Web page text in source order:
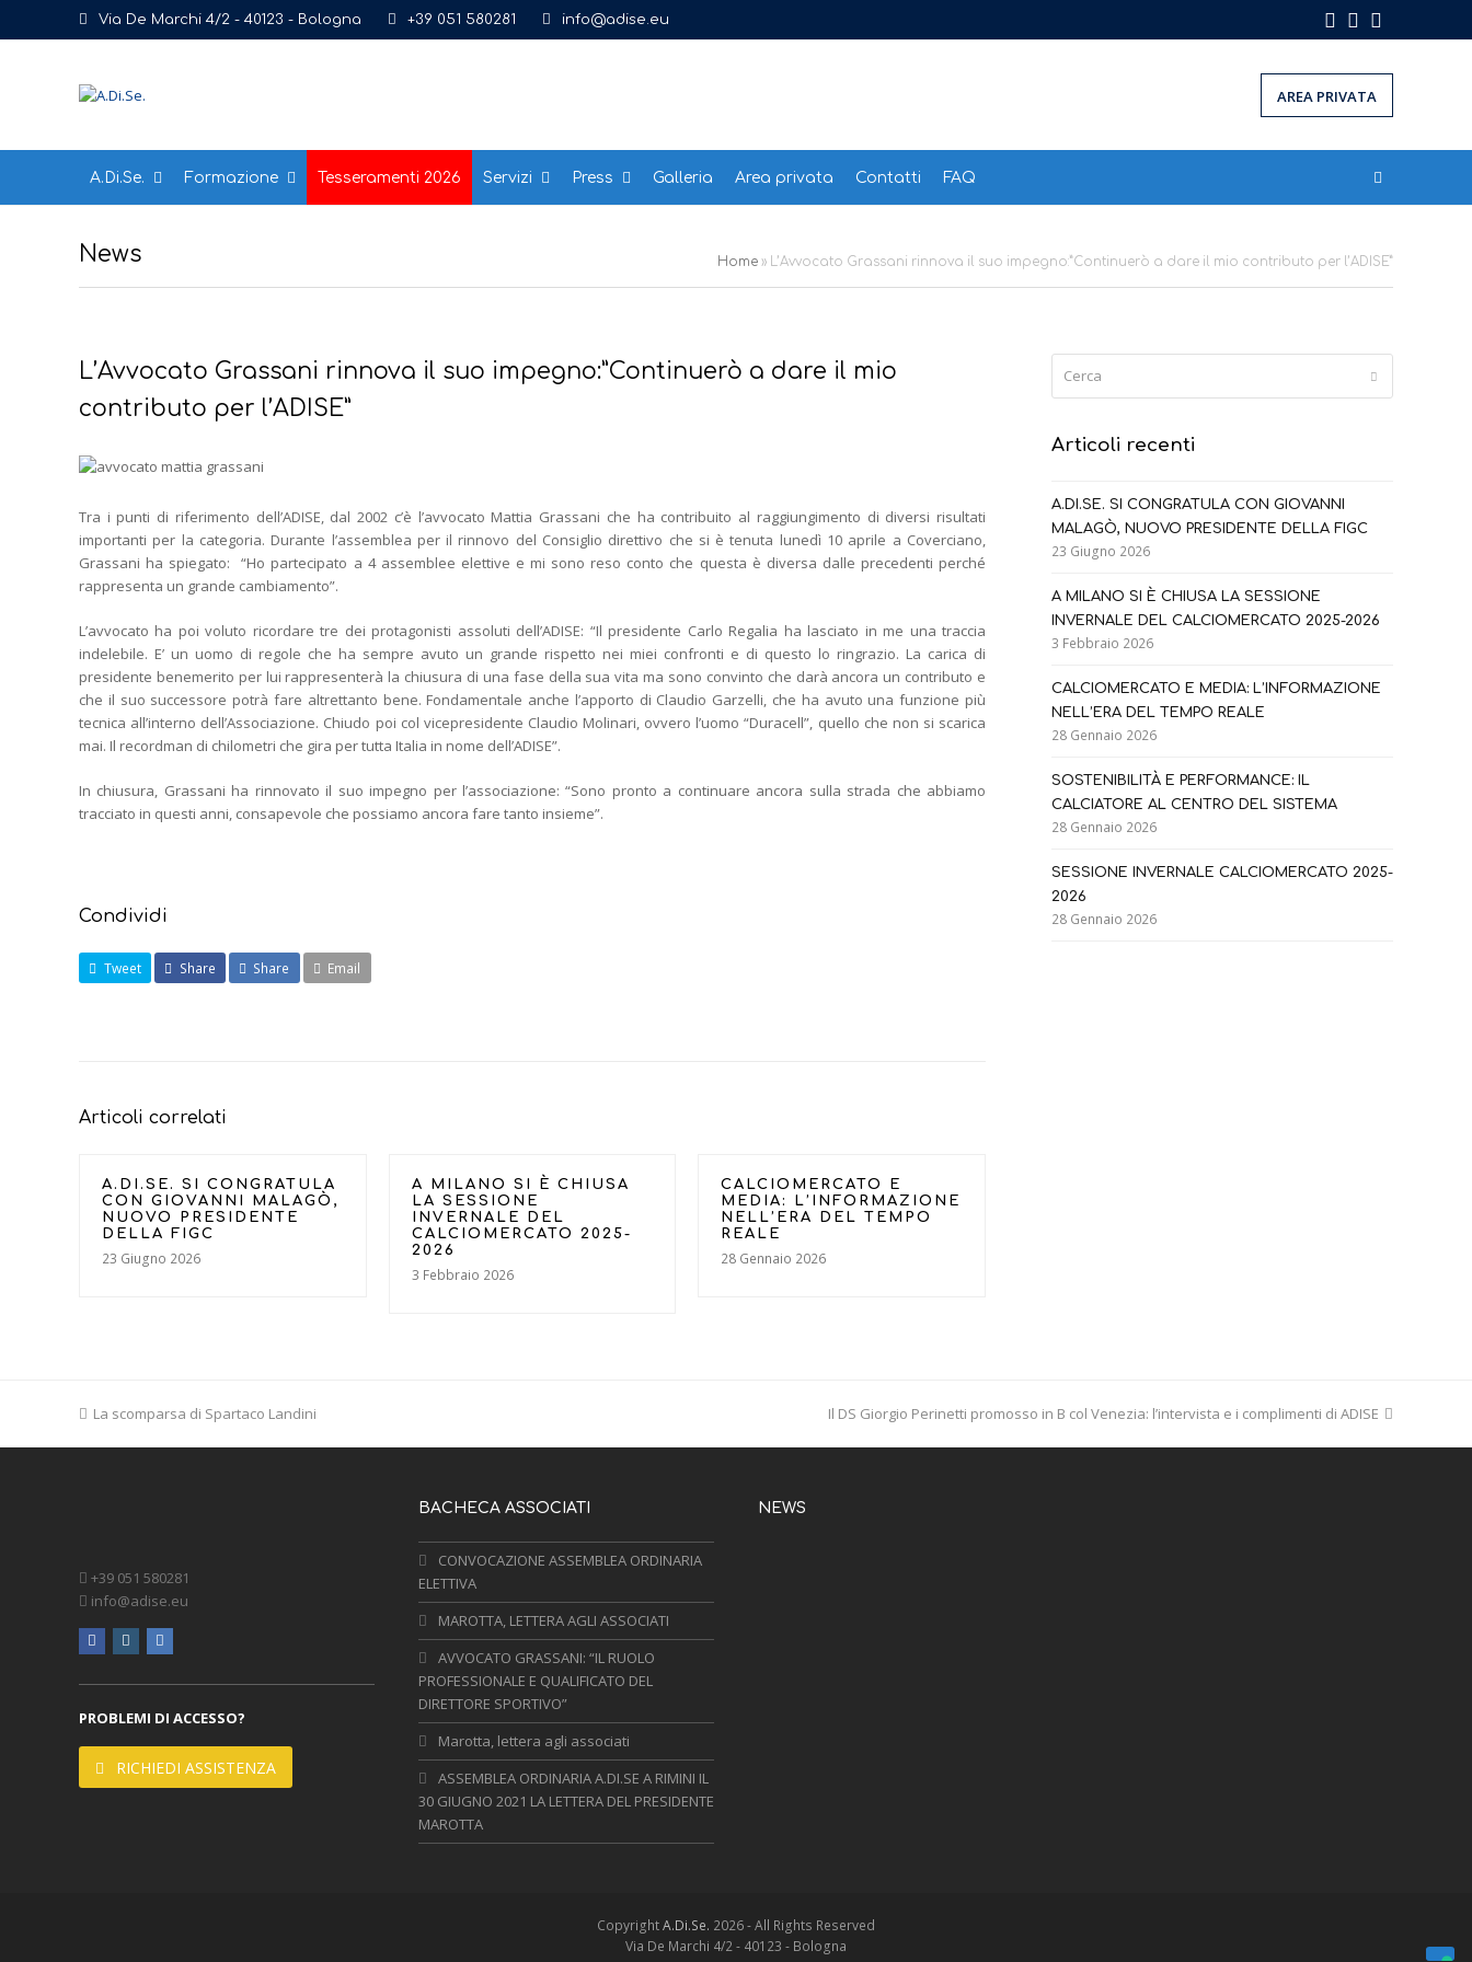
Via De Marchi 4/2 - 40123 - Bologna +39 051 580281 info@adise.eu Facebook
Instagram
AREA PRIVATA
A.Di.Se. Formazione Tesseramenti 2026 Servizi Press Galleria Area privata Contatti FAQ
News Home » L’Avvocato Grassani rinnova il suo impegno:”Continuerò a dare il mio contributo per l’ADISE”
L’Avvocato Grassani rinnova il suo impegno:”Continuerò a dare il mio
contributo per l’ADISE”
Tra i punti di riferimento dell’ADISE, dal 2002 c’è l’avvocato Mattia Grassani che ha contribuito al raggiungimento di diversi risultati
importanti per la categoria. Durante l’assemblea per il rinnovo del Consiglio direttivo che si è tenuta lunedì 10 aprile a Coverciano,
Grassani ha spiegato: “Ho partecipato a 4 assemblee elettive e mi sono reso conto che questa è diversa dalle precedenti perché
rappresenta un grande cambiamento”.
L’avvocato ha poi voluto ricordare tre dei protagonisti assoluti dell’ADISE: “Il presidente Carlo Regalia ha lasciato in me una traccia
indelebile. E’ un uomo di regole che ha sempre avuto un grande rispetto nei miei confronti e di questo lo ringrazio. La carica di
presidente benemerito per lui rappresenterà la chiusura di una fase della sua vita ma sono convinto che darà ancora un contributo e
che il suo successore potrà fare altrettanto bene. Fondamentale anche l’apporto di Claudio Garzelli, che ha avuto una funzione più
tecnica all’interno dell’Associazione. Chiudo poi col vicepresidente Claudio Molinari, ovvero l’uomo “Duracell”, quello che non si scarica
mai. Il recordman di chilometri che gira per tutta Italia in nome dell’ADISE”.
In chiusura, Grassani ha rinnovato il suo impegno per l’associazione: “Sono pronto a continuare ancora sulla strada che abbiamo
tracciato in questi anni, consapevole che possiamo ancora fare tanto insieme”.
Condividi
Tweet Share Share Email
Articoli correlati
A.DI.SE. SI CONGRATULA
CON GIOVANNI MALAGÒ,
NUOVO PRESIDENTE
DELLA FIGC
23 Giugno 2026
A MILANO SI È CHIUSA
LA SESSIONE
INVERNALE DEL
CALCIOMERCATO 2025-
2026
3 Febbraio 2026
CALCIOMERCATO E
MEDIA: L’INFORMAZIONE
NELL’ERA DEL TEMPO
REALE
28 Gennaio 2026
Articoli recenti
A.DI.SE. SI CONGRATULA CON GIOVANNI
MALAGÒ, NUOVO PRESIDENTE DELLA FIGC
23 Giugno 2026
A MILANO SI È CHIUSA LA SESSIONE
INVERNALE DEL CALCIOMERCATO 2025-2026
3 Febbraio 2026
CALCIOMERCATO E MEDIA: L’INFORMAZIONE
NELL’ERA DEL TEMPO REALE
28 Gennaio 2026
SOSTENIBILITÀ E PERFORMANCE: IL
CALCIATORE AL CENTRO DEL SISTEMA
28 Gennaio 2026
SESSIONE INVERNALE CALCIOMERCATO 2025-
2026
28 Gennaio 2026
previous
La scomparsa di Spartaco Landini
next
Il DS Giorgio Perinetti promosso in B col Venezia: l’intervista e i complimenti di ADISE
+39 051 580281
info@adise.eu
facebookinstagram
PROBLEMI DI ACCESSO?
RICHIEDI ASSISTENZA
BACHECA ASSOCIATI
CONVOCAZIONE ASSEMBLEA ORDINARIA
ELETTIVA
MAROTTA, LETTERA AGLI ASSOCIATI
AVVOCATO GRASSANI: “IL RUOLO
PROFESSIONALE E QUALIFICATO DEL
DIRETTORE SPORTIVO”
Marotta, lettera agli associati
ASSEMBLEA ORDINARIA A.DI.SE A RIMINI IL
30 GIUGNO 2021 LA LETTERA DEL PRESIDENTE
MAROTTA
NEWS
CopyrightA.Di.Se. 2026 - All Rights Reserved
Via De Marchi 4/2 - 40123 - Bologna